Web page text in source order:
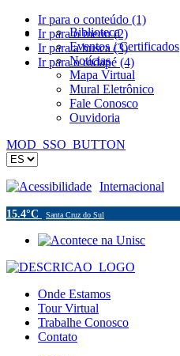
Ir para o conteúdo (1)
Ir para o menu (2)
Ir para a busca (3)
Ir para o rodapé (4)
Biblioteca
Eventos / Certificados
Notícias
Mapa Virtual
Mural Eletrônico
Fale Conosco
Ouvidoria
MOD_SSO_BUTTON
Acessibilidade Internacional
15.4°C Santa Cruz do Sul
Onde Estamos
Tour Virtual
Trabalhe Conosco
Contato